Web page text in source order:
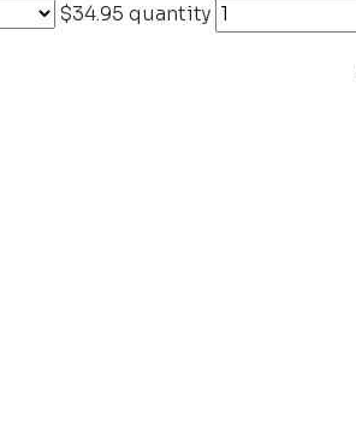
$34.95 quantity